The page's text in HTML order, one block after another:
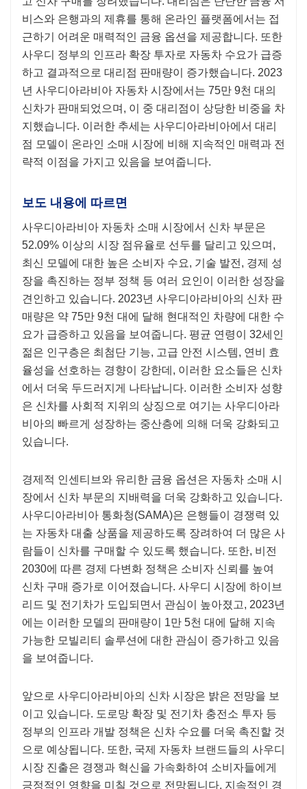
비스와 은행과의 제휴를 통해 온라인 플랫폼에서는 접
근하기 어려운 매력적인 금융 옵션을 제공합니다. 또한
사우디 정부의 인프라 확장 투자로 자동차 수요가 급증
하고 결과적으로 대리점 판매량이 증가했습니다. 2023
년 사우디아라비아 자동차 시장에서는 75만 9천 대의
신차가 판매되었으며, 이 중 대리점이 상당한 비중을 차
지했습니다. 이러한 추세는 사우디아라비아에서 대리
점 모델이 온라인 소매 시장에 비해 지속적인 매력과 전
략적 이점을 가지고 있음을 보여줍니다.
보도 내용에 따르면
사우디아라비아 자동차 소매 시장에서 신차 부문은
52.09% 이상의 시장 점유율로 선두를 달리고 있으며,
최신 모델에 대한 높은 소비자 수요, 기술 발전, 경제 성
장을 촉진하는 정부 정책 등 여러 요인이 이러한 성장을
견인하고 있습니다. 2023년 사우디아라비아의 신차 판
매량은 약 75만 9천 대에 달해 현대적인 차량에 대한 수
요가 급증하고 있음을 보여줍니다. 평균 연령이 32세인
젊은 인구층은 최첨단 기능, 고급 안전 시스템, 연비 효
율성을 선호하는 경향이 강한데, 이러한 요소들은 신차
에서 더욱 두드러지게 나타납니다. 이러한 소비자 성향
은 신차를 사회적 지위의 상징으로 여기는 사우디아라
비아의 빠르게 성장하는 중산층에 의해 더욱 강화되고
있습니다.
경제적 인센티브와 유리한 금융 옵션은 자동차 소매 시
장에서 신차 부문의 지배력을 더욱 강화하고 있습니다.
사우디아라비아 통화청(SAMA)은 은행들이 경쟁력 있
는 자동차 대출 상품을 제공하도록 장려하여 더 많은 사
람들이 신차를 구매할 수 있도록 했습니다. 또한, 비전
2030에 따른 경제 다변화 정책은 소비자 신뢰를 높여
신차 구매 증가로 이어졌습니다. 사우디 시장에 하이브
리드 및 전기차가 도입되면서 관심이 높아졌고, 2023년
에는 이러한 모델의 판매량이 1만 5천 대에 달해 지속
가능한 모빌리티 솔루션에 대한 관심이 증가하고 있음
을 보여줍니다.
앞으로 사우디아라비아의 신차 시장은 밝은 전망을 보
이고 있습니다. 도로망 확장 및 전기차 충전소 투자 등
정부의 인프라 개발 정책은 신차 수요를 더욱 촉진할 것
으로 예상됩니다. 또한, 국제 자동차 브랜드들의 사우디
시장 진출은 경쟁과 혁신을 가속화하여 소비자들에게
긍정적인 영향을 미칠 것으로 전망됩니다. 지속적인 경